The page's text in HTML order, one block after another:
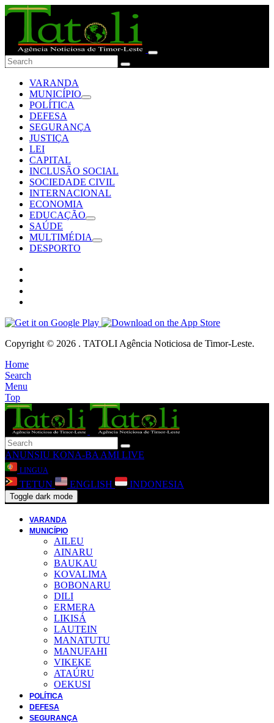
VARANDA
MUNICÍPIO
POLÍTICA
DEFESA
SEGURANÇA
JUSTIÇA
LEI
CAPITAL
INCLUSÃO SOCIAL
SOCIEDADE CIVIL
INTERNACIONAL
ECONOMIA
EDUCAÇÃO
SAÚDE
MULTIMÉDIA
DESPORTO
Copyright © 2026 . TATOLI Agência Noticiosa de Timor-Leste.
Home
Search
Menu
Top
ANUNSIU KONA-BA AMI LIVE
LINGUA
TETUN ENGLISH INDONESIA
Toggle dark mode
VARANDA
MUNICÍPIO
AILEU
AINARU
BAUKAU
KOVALIMA
BOBONARU
DILI
ERMERA
LIKISÁ
LAUTEIN
MANATUTU
MANUFAHI
VIKEKE
ATAÚRU
OEKUSI
POLÍTICA
DEFESA
SEGURANÇA